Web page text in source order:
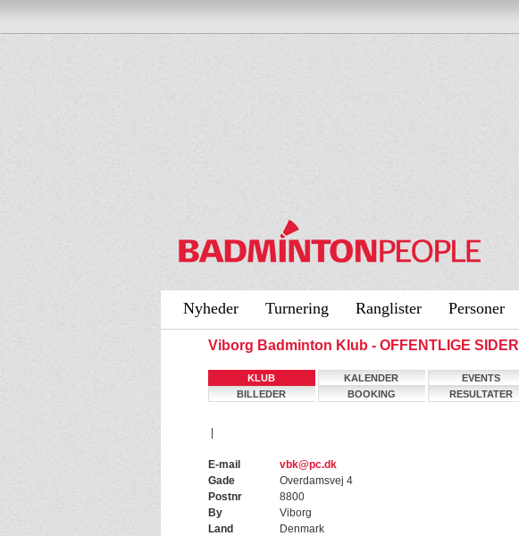
Nyheder Turnering Ranglister Personer
Viborg Badminton Klub - OFFENTLIGE SIDER
KLUB KALENDER EVENTS
BILLEDER
BOOKING RESULTATER
E-mail
vbk@pc.dk
Gade
Overdamsvej 4
Postnr
8800
By
Viborg
Land
Denmark